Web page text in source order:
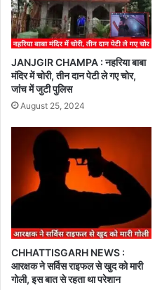
JANJGIR CHAMPA : नहरिया बाबा
मंदिर में चोरी, तीन दान पेटी ले गए चोर,
जांच में जुटी पुलिस
August 25, 2024
CHHATTISGARH NEWS :
आरक्षक ने सर्विस राइफल से खुद को मारी
गोली, इस बात से रहता था परेशान